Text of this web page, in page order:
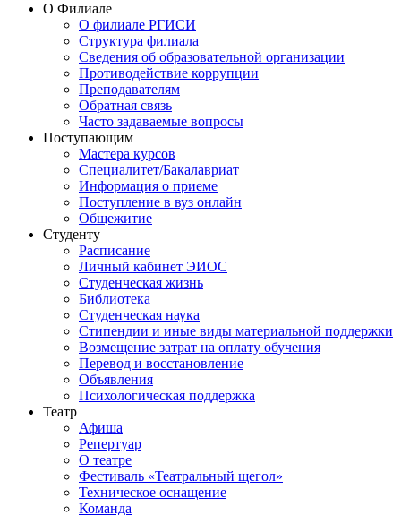
О Филиале
О филиале РГИСИ
Структура филиала
Сведения об образовательной организации
Противодействие коррупции
Преподавателям
Обратная связь
Часто задаваемые вопросы
Поступающим
Мастера курсов
Специалитет/Бакалавриат
Информация о приеме
Поступление в вуз онлайн
Общежитие
Студенту
Расписание
Личный кабинет ЭИОС
Студенческая жизнь
Библиотека
Студенческая наука
Стипендии и иные виды материальной поддержки
Возмещение затрат на оплату обучения
Перевод и восстановление
Объявления
Психологическая поддержка
Театр
Афиша
Репертуар
О театре
Фестиваль «Театральный щегол»
Техническое оснащение
Команда